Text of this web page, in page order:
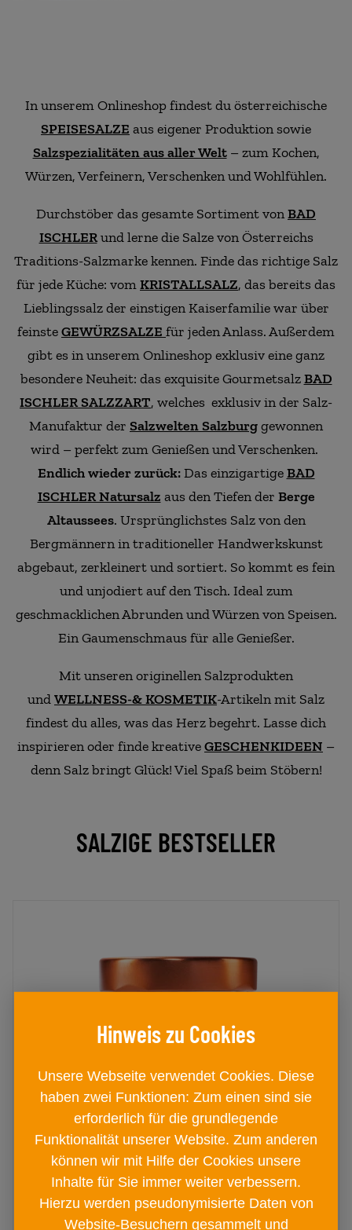
In unserem Onlineshop findest du österreichische
SPEISESALZE aus eigener Produktion sowie
Salzspezialitäten aus aller Welt– zum Kochen,
Würzen, Verfeinern, Verschenken und Wohlfühlen.
Durchstöber das gesamte Sortiment vonBAD
ISCHLERund lerne die Salze von Österreichs
Traditions-Salzmarke kennen. Finde das richtige Salz
für jede Küche: vomKRISTALLSALZ, das bereits das
Lieblingssalz der einstigen Kaiserfamilie war über
feinsteGEWÜRZSALZE für jeden Anlass. Außerdem
gibt es in unserem Onlineshop exklusiv eine ganz
besondere Neuheit: das exquisite Gourmetsalz BAD
ISCHLER SALZZART, welches exklusiv in der Salz-
Manufaktur der Salzwelten Salzburggewonnen
wird – perfekt zum Genießen und Verschenken.
Endlich wieder zurück:Das einzigartigeBAD
ISCHLER Natursalz aus den Tiefen der Berge
Altaussees. Ursprünglichstes Salz von den
Bergmännern in traditioneller Handwerkskunst
abgebaut, zerkleinert und sortiert. So kommt es fein
und unjodiert auf den Tisch. Ideal zum
geschmacklichen Abrunden und Würzen von Speisen.
Ein Gaumenschmaus für alle Genießer.
Mit unseren originellen Salzprodukten
undWELLNESS-& KOSMETIK-Artikeln mit Salz
findest du alles, was das Herz begehrt. Lasse dich
inspirieren oder finde kreativeGESCHENKIDEEN –
denn Salz bringt Glück! Viel Spaß beim Stöbern!
SALZIGE BESTSELLER
BAD ISCHLER Salzzart im Glas
55g
Glas
Unsere Webseite verwendet Cookies. Diese
haben zwei Funktionen: Zum einen sind sie
erforderlich für die grundlegende
Funktionalität unserer Website. Zum anderen
können wir mit Hilfe der Cookies unsere
Inhalte für Sie immer weiter verbessern.
Hierzu werden pseudonymisierte Daten von
Website-Besuchern gesammelt und